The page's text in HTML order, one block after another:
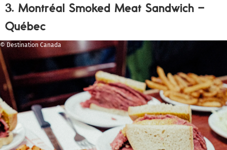
3. Montréal Smoked Meat Sandwich –
Québec
© Destination Canada